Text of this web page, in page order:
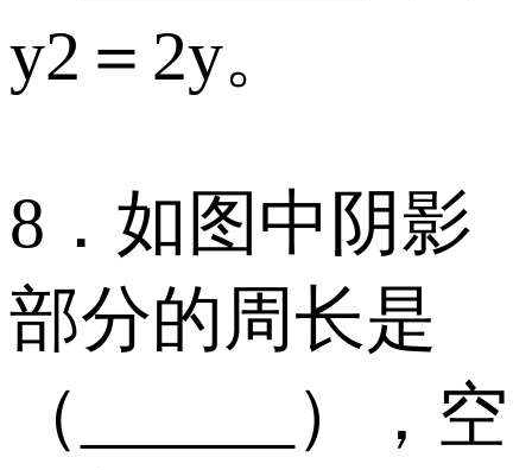
y2＝2y。
8．如图中阴影
部分的周长是
（______），空